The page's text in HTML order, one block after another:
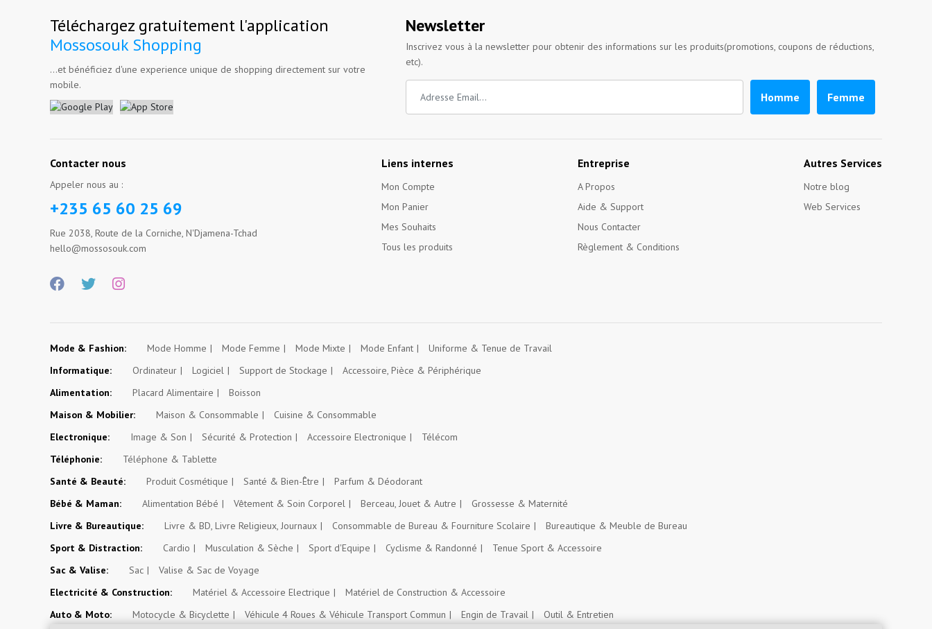
Téléchargez gratuitement l'application
Mossosouk Shopping
...et bénéficiez d'une experience unique de shopping directement sur votre
mobile.
Newsletter
Inscrivez vous à la newsletter pour obtenir des informations sur les produits(promotions, coupons de réductions,
etc).
Homme Femme
Contacter nous
Appeler nous au :
+235 65 60 25 69
Rue 2038, Route de la Corniche, N'Djamena-Tchad
hello@mossosouk.com
Liens internes
Mon Compte
Mon Panier
Mes Souhaits
Tous les produits
Entreprise
A Propos
Aide & Support
Nous Contacter
Règlement & Conditions
Autres Services
Notre blog
Web Services
Mode & Fashion: Mode Homme Mode Femme Mode Mixte Mode Enfant
Uniforme & Tenue de Travail
Informatique:
Ordinateur Logiciel Support de Stockage
Accessoire, Pièce & Périphérique
Alimentation:
Placard Alimentaire
Boisson
Maison & Mobilier:
Maison & Consommable
Cuisine & Consommable
Electronique:
Image & Son Sécurité & Protection Accessoire Electronique
Télécom
Téléphonie:
Téléphone & Tablette
Santé & Beauté:
Produit Cosmétique Santé & Bien-Être
Parfum & Déodorant
Bébé & Maman:
Alimentation Bébé Vêtement & Soin Corporel Berceau, Jouet & Autre
Grossesse & Maternité
Livre & Bureautique:
Livre & BD, Livre Religieux, Journaux Consommable de Bureau & Fourniture Scolaire
Bureautique & Meuble de Bureau
Sport & Distraction:
Cardio Musculation & Sèche Sport d'Equipe Cyclisme & Randonné
Tenue Sport & Accessoire
Sac & Valise:
Sac
Valise & Sac de Voyage
Electricité & Construction:
Matériel & Accessoire Electrique
Matériel de Construction & Accessoire
Auto & Moto:
Motocycle & Bicyclette Véhicule 4 Roues & Véhicule Transport Commun Engin de Travail Outil & Entretien